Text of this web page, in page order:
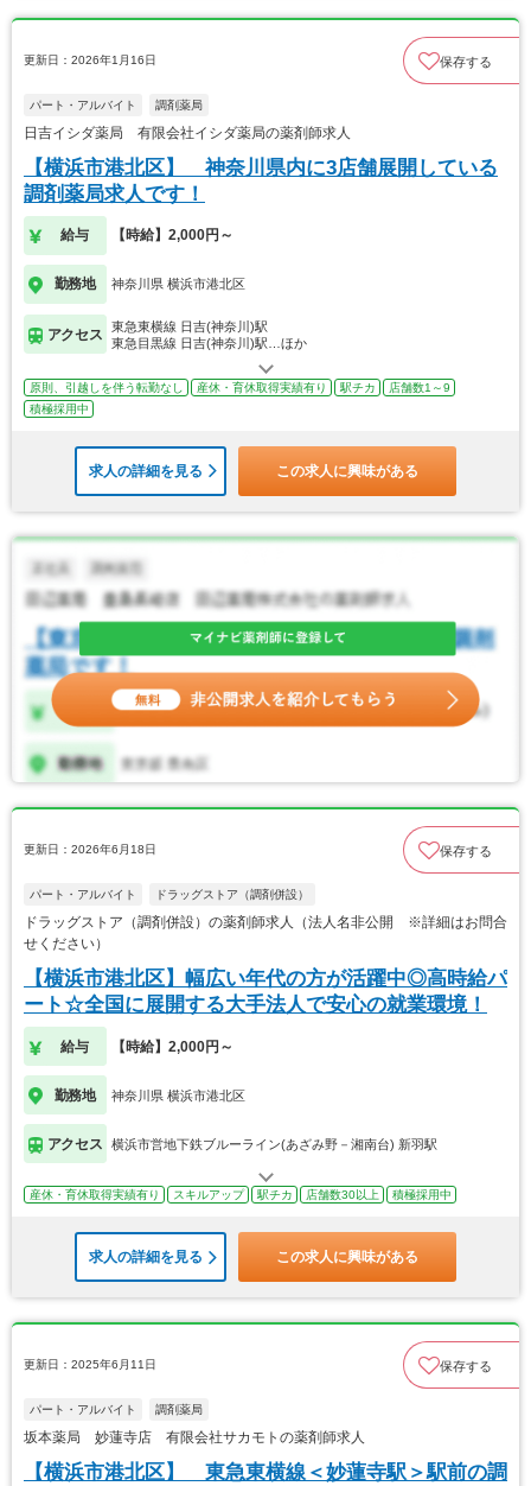
更新日：2026年1月16日 保存する
パート・アルバイト 調剤薬局
日吉イシダ薬局 有限会社イシダ薬局の薬剤師求人
【横浜市港北区】 神奈川県内に3店舗展開している
調剤薬局求人です！
給与 【時給】2,000円～
勤務地 神奈川県 横浜市港北区
アクセス
東急東横線 日吉(神奈川)駅
東急目黒線 日吉(神奈川)駅…ほか
原則、引越しを伴う転勤なし 産休・育休取得実績有り 駅チカ
店舗数1～9
積極採用中
求人の詳細を見る この求人に興味がある
更新日：2026年6月18日 保存する
パート・アルバイト ドラッグストア（調剤併設）
ドラッグストア（調剤併設）の薬剤師求人（法人名非公開 ※詳細はお問合
せください）
【横浜市港北区】幅広い年代の方が活躍中◎高時給パ
ート☆全国に展開する大手法人で安心の就業環境！
給与 【時給】2,000円～
勤務地 神奈川県 横浜市港北区
アクセス 横浜市営地下鉄ブルーライン(あざみ野－湘南台) 新羽駅
産休・育休取得実績有り スキルアップ 駅チカ 店舗数30以上 積極採用中
求人の詳細を見る この求人に興味がある
更新日：2025年6月11日 保存する
パート・アルバイト 調剤薬局
坂本薬局 妙蓮寺店 有限会社サカモトの薬剤師求人
【横浜市港北区】 東急東横線＜妙蓮寺駅＞駅前の調